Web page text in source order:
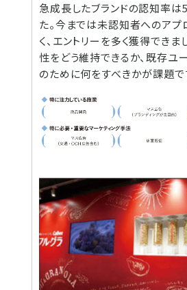
急成長したブランドの認知率は
た。今までは未認知者へのア
く、エントリーを多く獲得できま
性をどう維持できるか、既存ユ
のために何をすべきかが課題で